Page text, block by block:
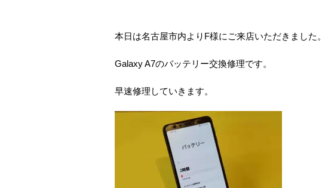
本日は名古屋市内よりF様にご来店いただきました。
Galaxy A7のバッテリー交換修理です。
早速修理していきます。